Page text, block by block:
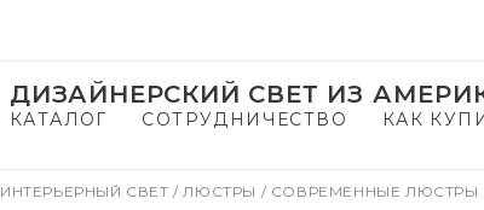
ДИЗАЙНЕРСКИЙ СВЕТ ИЗ
КАТАЛОГ СОТРУДНИЧЕСТВО КАК
ИНТЕРЬЕРНЫЙ СВЕТ/ ЛЮСТРЫ / СОВРЕМЕННЫЕ ЛЮСТРЫ